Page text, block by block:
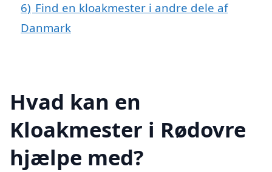
6) Find en kloakmester i andre dele af
Danmark
Hvad kan en
Kloakmester i Rødovre
hjælpe med?